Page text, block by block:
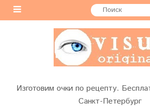
Изготовим очки по рецепту.
Санкт-Петербург